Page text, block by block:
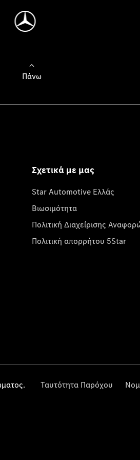
Πάνω
Σχετικά με μας
Star Automotive Ελλάς
Βιωσιμότητα
Πολιτική Διαχείρισης
Πολιτική απορρήτου 5Star
Ταυτότητα Παρόχου